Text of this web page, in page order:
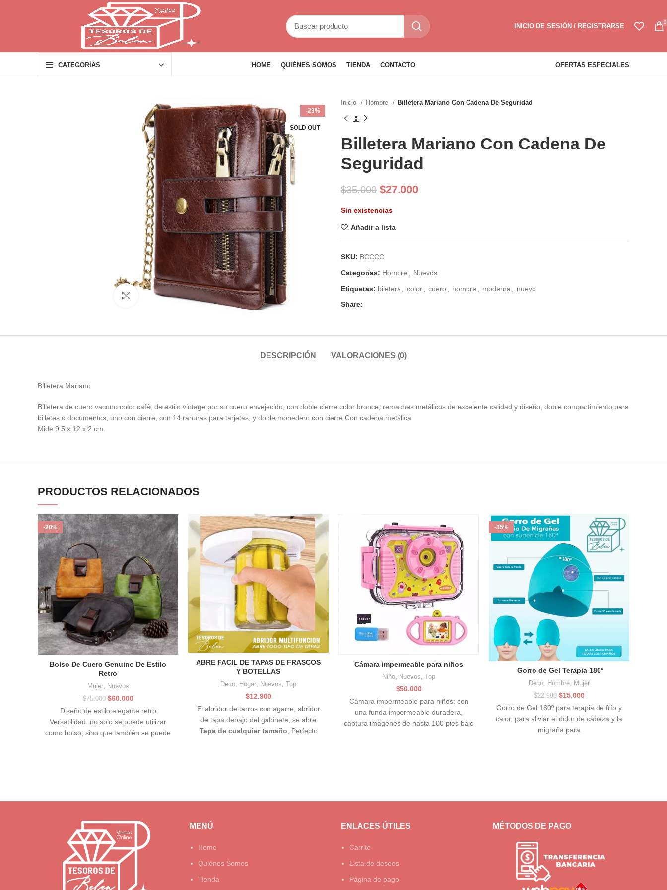
INICIO DE SESIÓN / REGISTRARSE
0
CATEGORÍAS HOME QUIÉNES SOMOS TIENDA CONTACTO OFERTAS ESPECIALES
-23%
SOLD OUT
Ampliar
Inicio Hombre Billetera Mariano Con Cadena De Seguridad
Billetera Mariano Con Cadena De
Seguridad
$35.000 El
original
era:
$35.000.
$27.000El
$27.000.
Sin existencias
Añadir a lista
SKU: BCCCC
Categorías: Hombre
Nuevos
Etiquetas: biletera color cuero hombre moderna
nuevo
Share:
DESCRIPCIÓN VALORACIONES (0)
Billetera Mariano
Billetera de cuero vacuno color café, de estilo vintage por su cuero envejecido, con doble cierre color bronce, remaches metálicos de excelente calidad y diseño, doble compartimiento para
billetes o documentos, uno con cierre, con 14 ranuras para tarjetas, y doble monedero con cierre Con cadena metálica.
Mide 9.5 x 12 x 2 cm.
PRODUCTOS RELACIONADOS
-20%
Bolso De Cuero Genuino De Estilo
Retro
Mujer, Nuevos
$75.000 El
precio
original
era:
$75.000.
$60.000El
precio
actual
es:
$60.000.
Diseño de estilo elegante retro
Versatilidad: no solo se puede utilizar
como bolso, sino que también se puede
ABRE FACIL DE TAPAS DE FRASCOS
Y BOTELLAS
Deco Hogar Nuevos Top
$12.900
El abridor de tarros con agarre, abridor
de tapa debajo del gabinete, se abre
Tapa de cualquier tamaño , Perfecto
Cámara impermeable para niños
Niño, Nuevos, Top
$50.000
Cámara impermeable para niños: con
una funda impermeable duradera,
captura imágenes de hasta 100 pies bajo
-35%
Gorro de Gel Terapia 180º
Deco, Hombre, Mujer
$22.990 El
precio
original
era:
$22.990.
$15.000El
precio
actual
es:
Gorro de Gel 180º para terapia de frío y
calor, para aliviar el dolor de cabeza y la
migraña para
MENÚ
Home
Quiénes Somos
Tienda
ENLACES ÚTILES
Carrito
Lista de deseos
Página de pago
MÉTODOS DE PAGO